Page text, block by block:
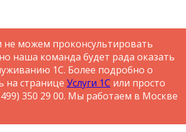
можем проконсультировать
наша команда будет рада оказать
1С. Более подробно о
на странице Услуги 1С или просто
350 29 00. Мы работаем в Москве